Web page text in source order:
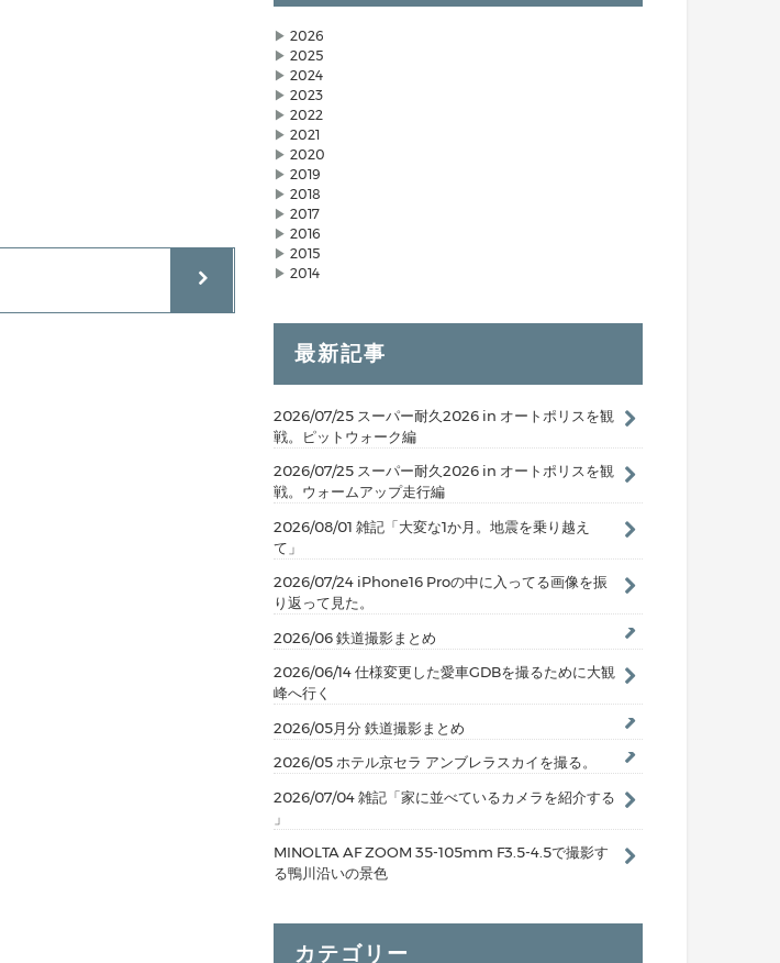
▶ 2026
▶ 2025
▶ 2024
▶ 2023
▶ 2022
▶ 2021
▶ 2020
▶ 2019
▶ 2018
▶ 2017
▶ 2016
▶ 2015
▶ 2014
最新記事
2026/07/25 スーパー耐久2026 in オートポリスを観
戦。ピットウォーク編
2026/07/25 スーパー耐久2026 in オートポリスを観
戦。ウォームアップ走行編
2026/08/01 雑記「大変な1か月。地震を乗り越え
て」
2026/07/24 iPhone16 Proの中に入ってる画像を振
り返って見た。
2026/06 鉄道撮影まとめ
2026/06/14 仕様変更した愛車GDBを撮るために大観
峰へ行く
2026/05月分 鉄道撮影まとめ
2026/05 ホテル京セラ アンブレラスカイを撮る。
2026/07/04 雑記「家に並べているカメラを紹介する
」
MINOLTA AF ZOOM 35-105mm F3.5-4.5で撮影す
る鴨川沿いの景色
カテゴリー